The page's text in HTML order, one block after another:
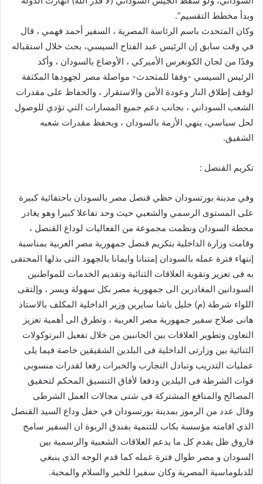
وبدأ مخطط التقسيم”.
وكان المتحدث باسم الرئاسة المصرية ، السفير أحمد فهمي ، قال
في وقت سابق إن الرئيس عبد الفتاح السيسي، بحث خلال استقباله
وفدًا من لجان الكونغرس الأميركي ، الأوضاع بالسودان ، وأكد
الرئيس السيسي -وفقا للمتحدث- مواصلة مصر لجهودها المكثفة
لوقف إطلاق النار وعودة الأمن والاستقرار ، والحفاظ على مقدرات
الشعب السوداني ، بجانب دعم جميع المسارات التي تؤدي للوصول
لحل سياسي، ينهي الأزمة بالسودان ، ويحفظ مقدرات شعبه
الشقيق.
تكريم القنصل :
وفي مدينة بورتسودان حظي قنصل مصر بالسودان باحتفائية كبيرة
على المستوى الرسمي والشعبي حيث وحد تفاعلا كبيرا وهو يغادر
محطة السودان ونظمت مجموعة من الفعاليات لوداع القنصل ،
وقامت وزارة الداخلية بتكريم قنصل جمهورية مصر العربية بمناسبة
إنتهاء فترة عمله بالسودان إمتنانا وايمانا بالجهود التى بذلها المحتفى
به فى تعزيز وتقوية العلاقات الثنائية وتقديم الخدمات للمواطنين
السودانين المغادرين الى جمهورية مصر بكل سهولة ويسر ، وإلتقى
اللواء شرطة (م) خليل باشا سايرين وزير الداخلية المكلف بالاستاذ
هانى صلاح سفير جمهورية مصر العربية ، وتطرق الى أهمية تعزيز
التعاون وتطوير العلاقات بين الجانبين من خلال تفعيل البرتوكولات
الثنائية بين وزارتى الداخلية فى البلدين الشقيقين خاصة فيما يلى
عمليات التدريب وتبادل التجارب والخبرات رفعا لقدرات منسوبى
قوات الشرطة فى البلدين ودفعا لأفاق التنسيق المحكم لتحقيق
المصالح والمنافع المشتركة فى شتى مجالات العمل الشرطى
وقال عدد من الرموز بمدينة بورتسودان في حفل وداع السيد القنصل
الذي اقامته مؤسسة بكاب للتنمية بفندق الربوة ان السفير سامح
فاروق ظل يقدم كل ما يدعم العلاقات الشعبية والرسمية بين
السودان و مصر طوال فترة عمله كما قدم الوجه الذي ينبغي
للدبلوماسية المصرية وكان سفيرا للخير والسلام والمحبة.